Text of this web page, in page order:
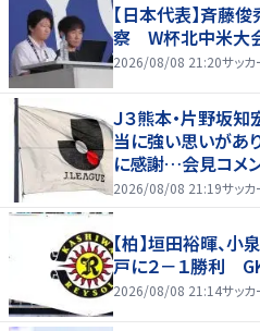
【日本代表】斉藤
察 W杯北中米大
2026/08/08 21:20サッカ
Ｊ３熊本・片野坂
当に強い思いがあ
に感謝…会見コメ
2026/08/08 21:19サッカ
【柏】垣田裕暉、
戸に２－１勝利
2026/08/08 21:14サッカ